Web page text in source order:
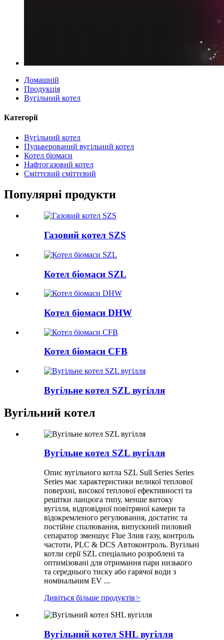
Домашній
Продукція
Вугільний котел
Категорії
Вугільний котел
Пульверований вугільний котел
Котел біомаси
Нафтогазовий котел
Сміттєвий сміттєвий
Популярні продукти
Газовий котел SZS
Котел біомаси SZL
Котел біомаси DHW
Котел біомаси CFB
Вугільне котел SZL вугілля
Вугільний котел
Вугільне котел SZL вугілля
Опис вугільного котла SZL Sull Series Series
Series має характеристики великої теплової
поверхні, високої теплової ефективності та
решітки ланцюга типу, менше витоку
вугілля, відповідної повітряної камери та
відокремленого регулювання, достатнє та
постійне спалювання, випускний пиловий
сепаратор зменшує Flue Злив газу, контроль
частоти, PLC & DCS Автоконтроль. Вугільні
котли серії SZL спеціально розроблені та
оптимізовані для отримання пари низького
та середнього тиску або гарячої води з
номінальним EV ...
Дивіться більше продуктів>
Вугільний котел SHL вугілля